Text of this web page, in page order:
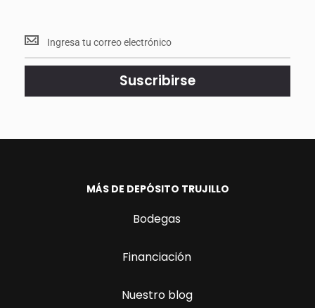
Mantente
<br>
actualizado.
Suscribirse
MÁS DE DEPÓSITO TRUJILLO
Bodegas
Financiación
Nuestro blog